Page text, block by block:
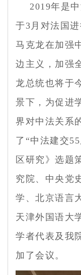
2019年是
于3月对法国
马克龙在加强
边主义，加强
龙总统也将于
景下，为促进
界对中法关系
了“中法建交
区研究》选题
究院、中央党
学、北京语言
天津外国语大
学者代表及我
加了会议。